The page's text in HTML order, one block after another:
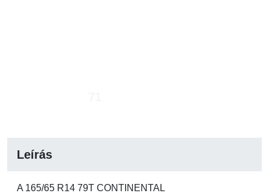
Leírás
A 165/65 R14 79T CONTINENTAL